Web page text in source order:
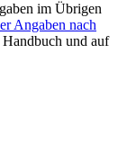
im Übrigen
Angaben nach
und auf